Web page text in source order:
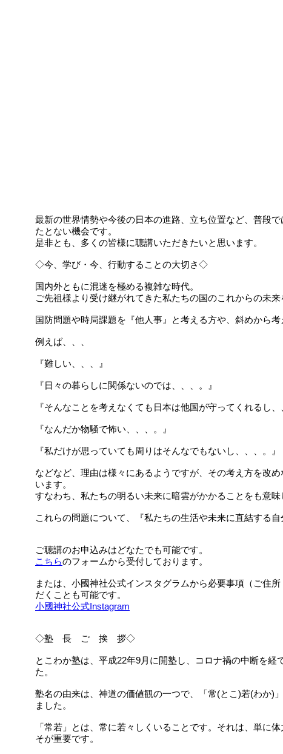
最新の世界情勢や今後の日本の進路、立ち位置など、普段
たとない機会です。
是非とも、多くの皆様に聴講いただきたいと思います。
◇今、学び・今、行動することの大切さ◇
国内外ともに混迷を極める複雑な時代。
ご先祖様より受け継がれてきた私たちの国のこれからの未来
国防問題や時局課題を『他人事』と考える方や、斜めから考
例えば、、、
『難しい、、、』
『日々の暮らしに関係ないのでは、、、。』
『そんなことを考えなくても日本は他国が守ってくれるし、
『なんだか物騒で怖い、、、。』
『私だけが思っていても周りはそんなでもないし、、、。』
などなど、理由は様々にあるようですが、その考え方を改
います。
すなわち、私たちの明るい未来に暗雲がかかることをも意味
これらの問題について、『私たちの生活や未来に直結する
ご聴講のお申込みはどなたでも可能です。
こちらのフォームから受付しております。
または、小國神社公式インスタグラムから必要事項（ご住
だくことも可能です。
小國神社公式Instagram
◇塾 長 ご 挨 拶◇
とこわか塾は、平成22年9月に開塾し、コロナ禍の中断を
た。
塾名の由来は、神道の価値観の一つで、「常(とこ)若(わか)
ました。
「常若」とは、常に若々しくいることです。それは、単に
そが重要です。